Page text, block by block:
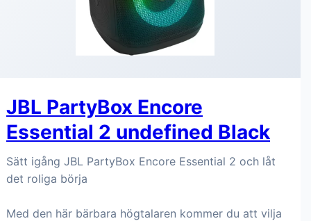
JBL PartyBox Encore
Essential 2 undefined Black
Sätt igång JBL PartyBox Encore Essential 2 och låt
det roliga börja
Med den här bärbara högtalaren kommer du att vilja